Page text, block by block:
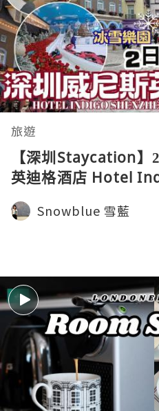
旅遊
【深圳Staycation
英迪格酒店 Hotel
Overseas Chinese
世界｜梅拉尼亞小鎮
Snowblue 雪藍